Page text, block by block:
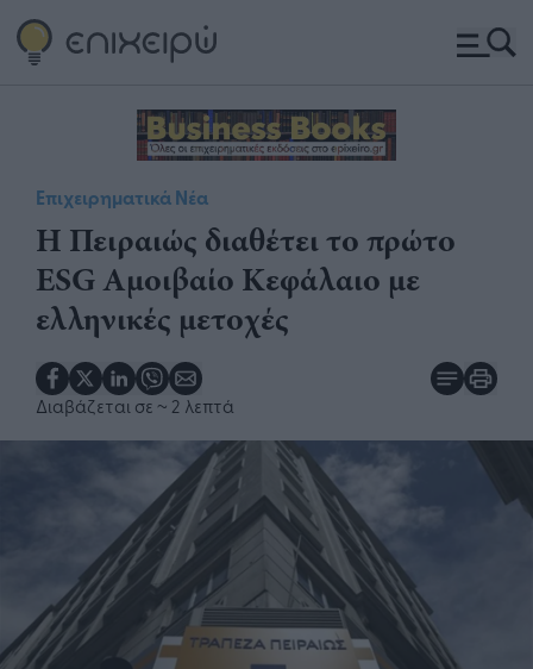
Επιχειρηματικά Νέα
Η Πειραιώς διαθέτει το πρώτο
ESG Αμοιβαίο Κεφάλαιο με
ελληνικές μετοχές
Διαβάζεται σε ~ 2 λεπτά